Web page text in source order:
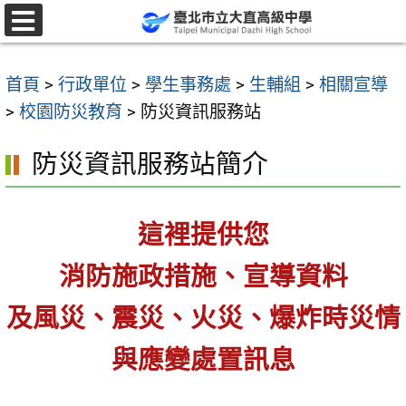
跳
至
要
內
區
首頁 > 行政單位 > 學生事務處 > 生輔組 > 相關宣導
> 校園防災教育 > 防災資訊服務站
防災資訊服務站簡介
這裡提供您
消防施政措施、宣導資料
及風災、震災、火災、爆炸時災情
與應變處置訊息
選
單